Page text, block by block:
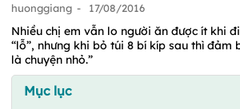
huonggiang - 17/08/2016
Nhiều chị em vẫn lo người ăn được ít khi
“lỗ”, nhưng khi bỏ túi 8 bí kíp sau thì đảm
là chuyện nhỏ.”
Mục lục